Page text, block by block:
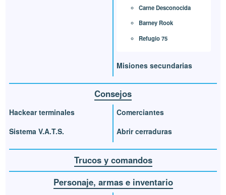
Carne Desconocida
Barney Rook
Refugio 75
Misiones secundarias
Consejos
Hackear terminales
Sistema V.A.T.S.
Comerciantes
Abrir cerraduras
Trucos y comandos
Personaje, armas e inventario